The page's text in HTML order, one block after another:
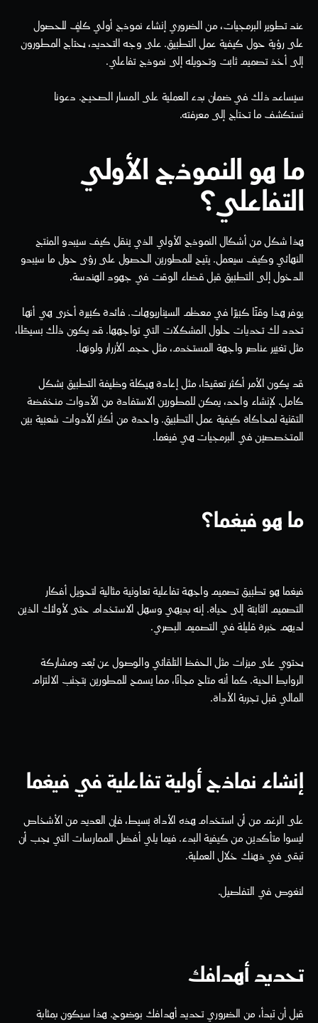
على رؤية حول كيفية عمل التطبيق. على وجه التحديد، يحتاج المطورون
إلى أخذ تصميم ثابت وتحويله إلى نموذج تفاعلي.
نستكشف ما تحتاج إلى معرفته.
التفاعلي؟
هذا شكل من أشكال النموذج الأولي الذي ينقل كيف سيبدو المنتج
الدخول إلى التطبيق قبل قضاء الوقت في جهود الهندسة.
تحدد لك تحديات حلول المشكلات التي تواجهها. قد يكون ذلك بسيطًا،
مثل تغيير عناصر واجهة المستخدم، مثل حجم الأزرار ولونها.
قد يكون الأمر أكثر تعقيدًا، مثل إعادة هيكلة وظيفة التطبيق بشكل
كامل. لإنشاء واحد، يمكن للمطورين الاستفادة من الأدوات منخفضة
المتخصصين في البرمجيات هي فيغما.
ما هو فيغما؟
لديهم خبرة قليلة في التصميم البصري.
يحتوي على ميزات مثل الحفظ التلقائي والوصول عن بُعد ومشاركة
المالي قبل تجربة الأداة.
إنشاء نماذج أولية تفاعلية في فيغما
على الرغم من أن استخدام هذه الأداة بسيط، فإن العديد من الأشخاص
تبقى في ذهنك خلال العملية.
لنغوص في التفاصيل.
تحديد أهدافك
قبل أن تبدأ، من الضروري تحديد أهدافك بوضوح. هذا سيكون بمثابة